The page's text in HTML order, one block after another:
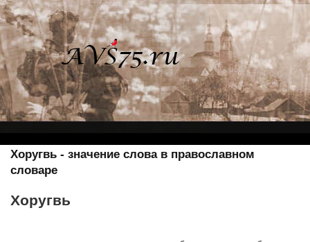
Хоругвь - значение слова в православном
словаре
Хоругвь